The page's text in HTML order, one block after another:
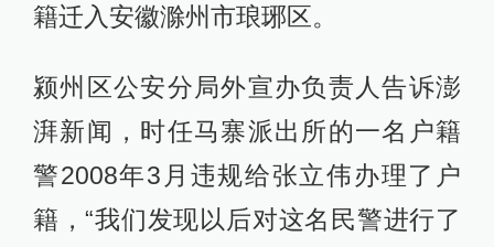
籍迁入安徽滁州市琅琊区。
颍州区公安分局外宣办负责人告诉澎
湃新闻，时任马寨派出所的一名户籍
警2008年3月违规给张立伟办理了户
籍，“我们发现以后对这名民警进行了